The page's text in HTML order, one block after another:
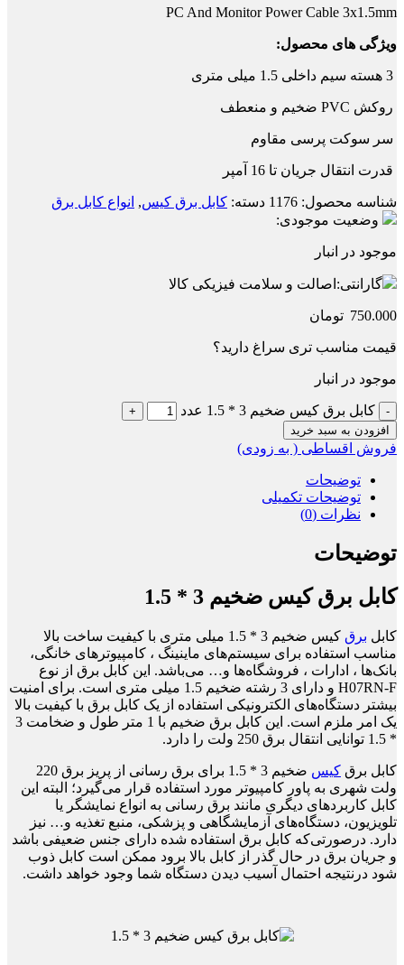
PC And Monitor Power Cable 3x1.5mm
ویژگی های محصول:
روکش PVC ضخیم و منعطف
سر سوکت پرسی مقاوم
قدرت انتقال جریان تا 16 آمپر
شناسه محصول: 1176 دسته: کابل برق کیس, انواع کابل برق
وضعیت موجودی:
موجود در انبار
گارانتی: اصالت و سلامت فیزیکی کالا
750.000 تومان
قیمت مناسب تری سراغ دارید؟
موجود در انبار
کابل برق کیس ضخیم 3 * 1.5 عدد
افزودن به سبد خرید
فروش اقساطی ( به زودی)
توضیحات
توضیحات تکمیلی
نظرات (0)
توضیحات
کابل برق کیس ضخیم 3 * 1.5
کابل برق
کیس ضخیم 3 * 1.5 میلی متری با کیفیت ساخت بالا
مناسب استفاده برای سیستم‌های ماینینگ ، کامپیوترهای خانگی،
بانک‌ها ، ادارات ، فروشگاه‌ها و… می‌باشد. این کابل برق از نوع
H07RN-F و دارای 3 رشته ضخیم 1.5 میلی متری است. برای امنیت
بیشتر دستگاه‌های الکترونیکی استفاده از یک کابل برق با کیفیت بالا
یک امر ملزم است. این کابل برق ضخیم با 1 متر طول و ضخامت 3
* 1.5 توانایی انتقال برق 250 ولت را دارد.
کابل برق کیس
ضخیم 3 * 1.5 برای برق رسانی از پریز برق 220
ولت شهری به پاور کامپیوتر مورد استفاده قرار می‌گیرد؛ البته این
کابل کاربردهای دیگری مانند برق رسانی به انواع نمایشگر یا
تلویزیون، دستگاه‌های آزمایشگاهی و پزشکی، منبع تغذیه و… نیز
دارد. درصورتی‌که کابل برق استفاده شده دارای جنس ضعیفی باشد
و جریان برق در حال گذر از کابل بالا برود ممکن است کابل ذوب
شود درنتیجه احتمال آسیب دیدن دستگاه شما وجود خواهد داشت.